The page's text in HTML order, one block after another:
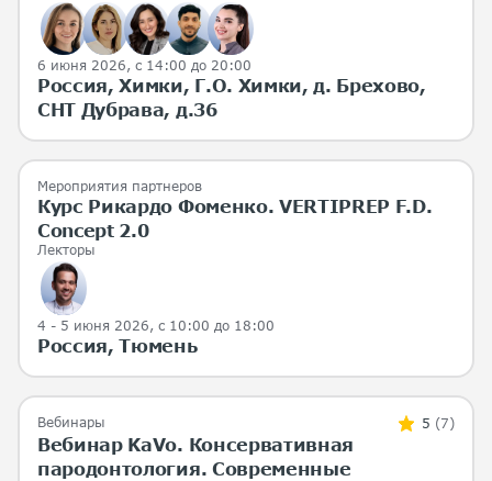
6 июня 2026, с 14:00 до 20:00
Россия, Химки, Г.О. Химки, д. Брехово,
СНТ Дубрава, д.36
Мероприятия партнеров
Курс Рикардо Фоменко. VERTIPREP F.D.
Concept 2.0
Лекторы
4 - 5 июня 2026, с 10:00 до 18:00
Россия, Тюмень
Вебинары 5 (7)
Вебинар KaVo. Консервативная
пародонтология. Современные